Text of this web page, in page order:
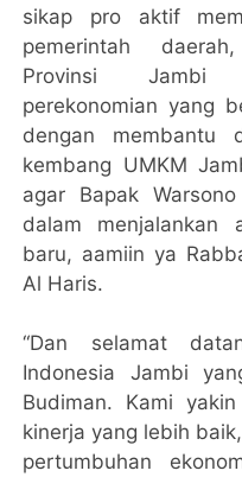
sikap pro aktif
pemerintah
Provinsi Jambi
perekonomian yang
dengan membantu
kembang UMKM
agar Bapak
dalam menjalankan
baru, aamiin ya
Al Haris.
“Dan selamat
Indonesia Jambi
Budiman. Kami
kinerja yang lebih
pertumbuhan